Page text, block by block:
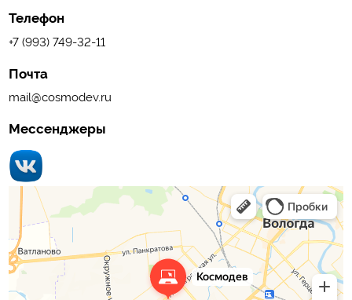
Телефон
+7 (993) 749-32-11
Почта
mail@cosmodev.ru
Мессенджеры